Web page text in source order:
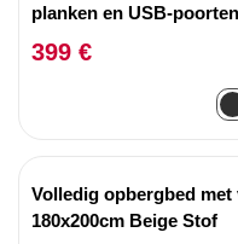
planken en USB-
399 €
Volledig opbergbed
180x200cm Beige Stof